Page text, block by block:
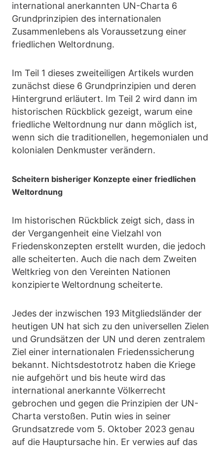
international anerkannten UN-Charta 6
Grundprinzipien des internationalen
Zusammenlebens als Voraussetzung einer
friedlichen Weltordnung.
Im Teil 1 dieses zweiteiligen Artikels wurden
zunächst diese 6 Grundprinzipien und deren
Hintergrund erläutert. Im Teil 2 wird dann im
historischen Rückblick gezeigt, warum eine
friedliche Weltordnung nur dann möglich ist,
wenn sich die traditionellen, hegemonialen und
kolonialen Denkmuster verändern.
Scheitern bisheriger Konzepte einer friedlichen
Weltordnung
Im historischen Rückblick zeigt sich, dass in
der Vergangenheit eine Vielzahl von
Friedenskonzepten erstellt wurden, die jedoch
alle scheiterten. Auch die nach dem Zweiten
Weltkrieg von den Vereinten Nationen
konzipierte Weltordnung scheiterte.
Jedes der inzwischen 193 Mitgliedsländer der
heutigen UN hat sich zu den universellen Zielen
und Grundsätzen der UN und deren zentralem
Ziel einer internationalen Friedenssicherung
bekannt. Nichtsdestotrotz haben die Kriege
nie aufgehört und bis heute wird das
international anerkannte Völkerrecht
gebrochen und gegen die Prinzipien der UN-
Charta verstoßen. Putin wies in seiner
Grundsatzrede vom 5. Oktober 2023 genau
auf die Hauptursache hin. Er verwies auf das